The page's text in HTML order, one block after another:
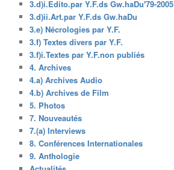
3.d)i.Edito.par Y.F.ds Gw.haDu'79-2005
3.d)ii.Art.par Y.F.ds Gw.haDu
3.e) Nécrologies par Y.F.
3.f) Textes divers par Y.F.
3.f)i.Textes par Y.F.non publiés
4. Archives
4.a) Archives Audio
4.b) Archives de Film
5. Photos
7. Nouveautés
7.(a) Interviews
8. Conférences Internationales
9. Anthologie